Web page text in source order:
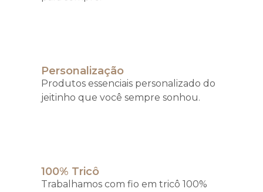
Personalização
Produtos essenciais personalizado do
jeitinho que você sempre sonhou.
100% Tricô
Trabalhamos com fio em tricô 100%